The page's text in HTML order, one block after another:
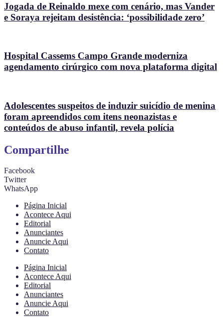
Jogada de Reinaldo mexe com cenário, mas Vander
e Soraya rejeitam desistência: ‘possibilidade zero’
Hospital Cassems Campo Grande moderniza
agendamento cirúrgico com nova plataforma digital
Adolescentes suspeitos de induzir suicídio de menina
foram apreendidos com itens neonazistas e
conteúdos de abuso infantil, revela polícia
Compartilhe
Facebook
Twitter
WhatsApp
Página Inicial
Acontece Aqui
Editorial
Anunciantes
Anuncie Aqui
Contato
Página Inicial
Acontece Aqui
Editorial
Anunciantes
Anuncie Aqui
Contato